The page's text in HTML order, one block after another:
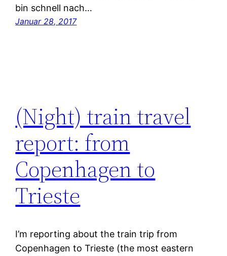
bin schnell nach…
Januar 28, 2017
(Night) train travel
report: from
Copenhagen to
Trieste
I’m reporting about the train trip from
Copenhagen to Trieste (the most eastern